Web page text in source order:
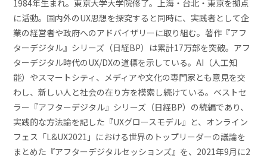
1984年生まれ。東京大学大学院修了。上海・台北・東京を拠点
に活動。国内外のUX思想を探究すると同時に、実践者として企
業の経営者や政府へのアドバイザリーに取り組む。著作『アフ
ターデジタル』シリーズ（日経BP）は累計17万部を突破。アフ
ターデジタル時代のUX/DXの道標を示している。AI（人工知
能）やスマートシティ、メディアや文化の専門家とも意見を交
わし、新しい人と社会の在り方を模索し続けている。ベストセ
ラー『アフターデジタル』シリーズ（日経BP）の続編であり、
実践的な方法論を記した『UXグロースモデル』と、オンライン
フェス「L&UX2021」における世界のトップリーダーの議論を
まとめた『アフターデジタルセッションズ』を、2021年9月に2